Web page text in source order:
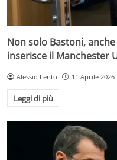
Non solo Bastoni,
inserisce il Manchester
Alessio Lento 11 Aprile 2026
Leggi di più